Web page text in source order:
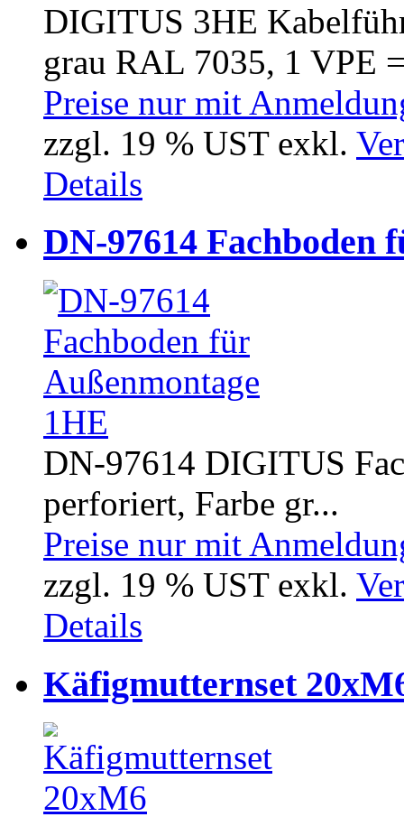
DIGITUS 3HE
grau RAL 7035, 1 VPE
Preise nur mit
zzgl. 19 % UST exkl.
Details
DN-97614 Fachboden
DN-97614 DIGITUS
perforiert, Farbe gr...
Preise nur mit
zzgl. 19 % UST exkl.
Details
Käfigmutternset